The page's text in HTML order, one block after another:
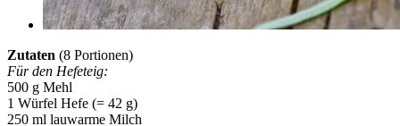
Zutaten (8 Portionen)
Für den Hefeteig:
500 g Mehl
1 Würfel Hefe (= 42 g)
250 ml lauwarme Milch